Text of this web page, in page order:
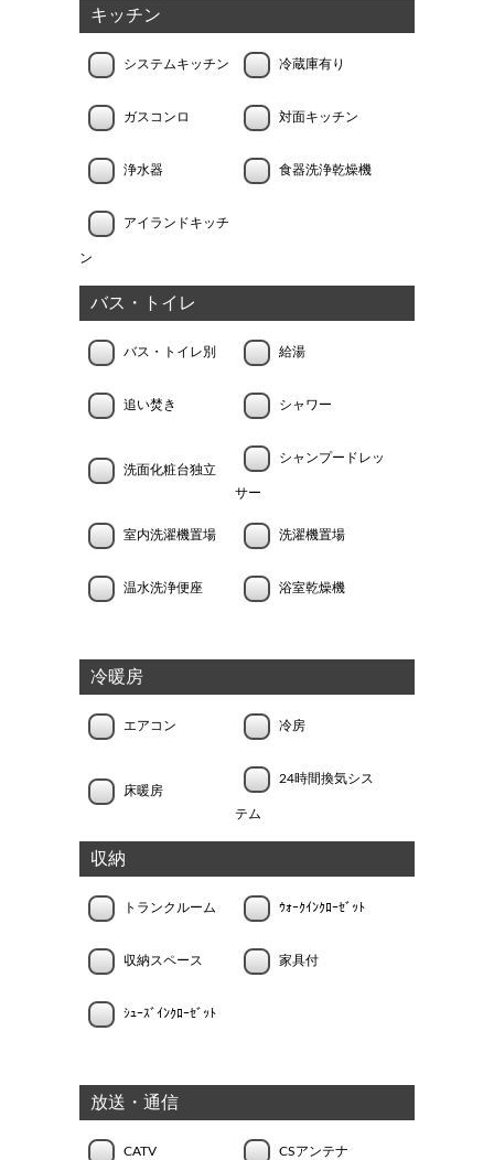
キッチン
システムキッチン 冷蔵庫有り
ガスコンロ 対面キッチン
浄水器 食器洗浄乾燥機
アイランドキッチ
ン
バス・トイレ
バス・トイレ別 給湯
追い焚き シャワー
洗面化粧台独立
シャンプードレッ
サー
室内洗濯機置場 洗濯機置場
温水洗浄便座 浴室乾燥機
冷暖房
エアコン 冷房
床暖房
24時間換気シス
テム
収納
トランクルーム ｳｫｰｸｲﾝｸﾛｰｾﾞｯﾄ
収納スペース 家具付
ｼｭｰｽﾞｲﾝｸﾛｰｾﾞｯﾄ
放送・通信
CATV CSアンテナ